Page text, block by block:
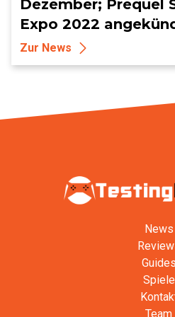
Dezember; Prequel
Expo 2022
Zur News
News
Guides
Spiele
Team